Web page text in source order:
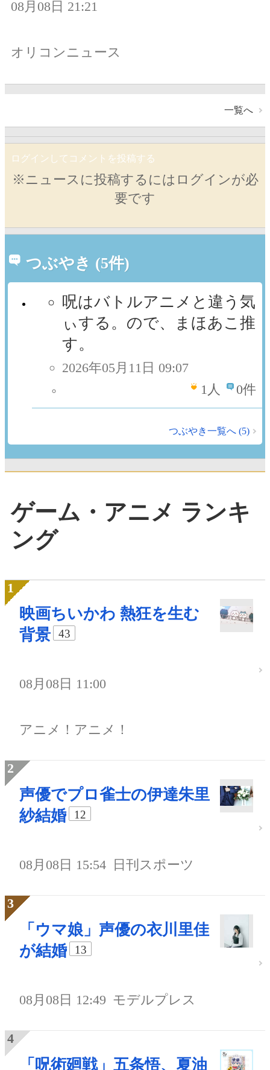
08月08日 21:21
オリコンニュース
一覧へ
ログインしてコメントを投稿する
※ニュースに投稿するにはログインが必
要です
つぶやき (5件)
呪はバトルアニメと違う気
ぃする。ので、まほあこ推
す。
2026年05月11日 09:07
1人 0件
つぶやき一覧へ (5)
ゲーム・アニメ ランキ
ング
映画ちいかわ 熱狂を生む
背景
43
08月08日 11:00
アニメ！アニメ！
声優でプロ雀士の伊達朱里
紗結婚
12
08月08日 15:54 日刊スポーツ
「ウマ娘」声優の衣川里佳
が結婚
13
08月08日 12:49 モデルプレス
「呪術廻戦」五条悟、夏油